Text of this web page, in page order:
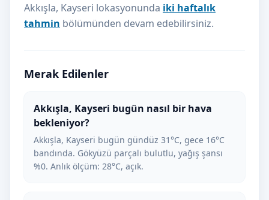
Akkışla, Kayseri lokasyonunda iki haftalık
tahmin bölümünden devam edebilirsiniz.
Merak Edilenler
Akkışla, Kayseri bugün nasıl bir hava
bekleniyor?
Akkışla, Kayseri bugün gündüz 31°C, gece 16°C
bandında. Gökyüzü parçalı bulutlu, yağış şansı
%0. Anlık ölçüm: 28°C, açık.